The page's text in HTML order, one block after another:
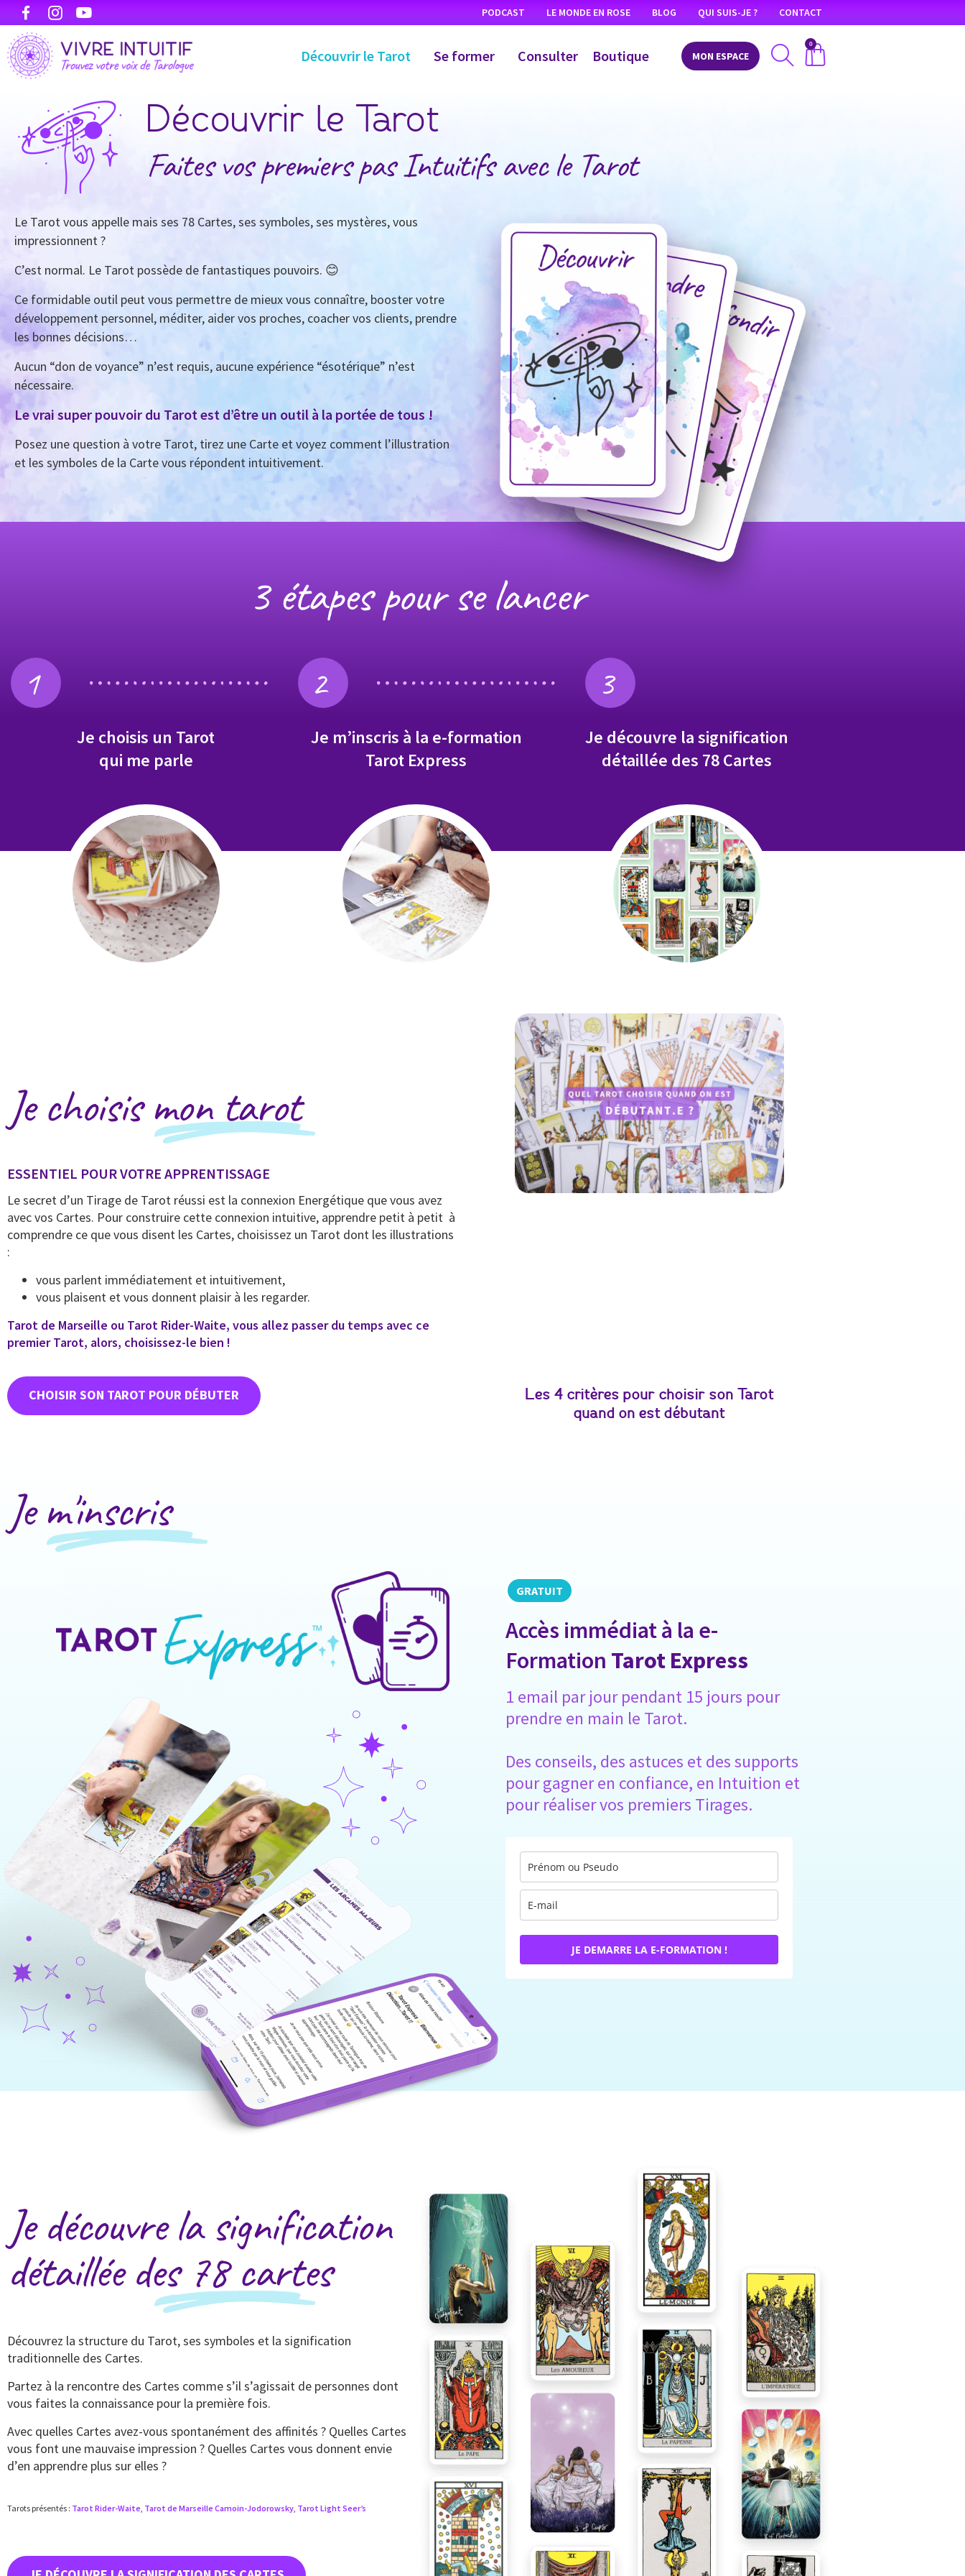
PODCAST LE MONDE EN ROSE BLOG QUI SUIS-JE ? CONTACT
Découvrir le Tarot Se former Consulter Boutique MON ESPACE
0
Découvrir le Tarot
Faites vos premiers pas Intuitifs avec le Tarot
Le Tarot vous appelle mais ses 78 Cartes, ses symboles, ses mystères, vous
impressionnent ?
C’est normal. Le Tarot possède de fantastiques pouvoirs. 😊
Ce formidable outil peut vous permettre de mieux vous connaître, booster votre
développement personnel, méditer, aider vos proches, coacher vos clients, prendre
les bonnes décisions…
Aucun “don de voyance” n’est requis, aucune expérience “ésotérique” n’est
nécessaire.
Le vrai super pouvoir du Tarot est d’être un outil à la portée de tous !
Posez une question à votre Tarot, tirez une Carte et voyez comment l’illustration
et les symboles de la Carte vous répondent intuitivement.
3 étapes pour se lancer
1 2 3
Je choisis un Tarot
qui me parle
Je m’inscris à la e-formation
Tarot Express
Je découvre la signification
détaillée des 78 Cartes
Je choisis mon tarot
ESSENTIEL POUR VOTRE APPRENTISSAGE
Le secret d’un Tirage de Tarot réussi est la connexion Energétique que vous avez
avec vos Cartes. Pour construire cette connexion intuitive, apprendre petit à petit à
comprendre ce que vous disent les Cartes, choisissez un Tarot dont les illustrations
:
vous parlent immédiatement et intuitivement,
vous plaisent et vous donnent plaisir à les regarder.
Tarot de Marseille ou Tarot Rider-Waite, vous allez passer du temps avec ce
premier Tarot, alors, choisissez-le bien !
CHOISIR SON TAROT POUR DÉBUTER
Les 4 critères pour choisir son Tarot
quand on est débutant
Je m'inscris
GRATUIT
Accès immédiat à la e-
Formation Tarot Express
1 email par jour pendant 15 jours pour
prendre en main le Tarot.
Des conseils, des astuces et des supports
pour gagner en confiance, en Intuition et
pour réaliser vos premiers Tirages.
JE DEMARRE LA E-FORMATION !
Je découvre la signification
détaillée des 78 cartes
Découvrez la structure du Tarot, ses symboles et la signification
traditionnelle des Cartes.
Partez à la rencontre des Cartes comme s’il s’agissait de personnes dont
vous faites la connaissance pour la première fois.
Avec quelles Cartes avez-vous spontanément des affinités ? Quelles Cartes
vous font une mauvaise impression ? Quelles Cartes vous donnent envie
d’en apprendre plus sur elles ?
Tarots présentés : Tarot Rider-Waite Tarot de Marseille Camoin-Jodorowsky Tarot Light Seer’s